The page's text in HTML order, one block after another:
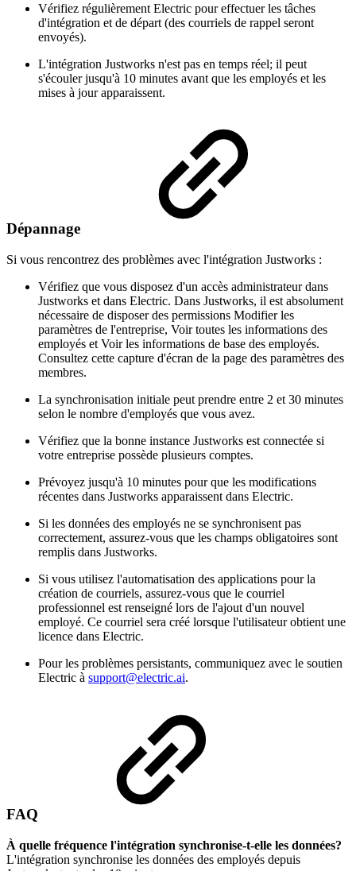
Vérifiez régulièrement Electric pour effectuer les tâches
d'intégration et de départ (des courriels de rappel seront
envoyés).
L'intégration Justworks n'est pas en temps réel; il peut
s'écouler jusqu'à 10 minutes avant que les employés et les
mises à jour apparaissent.
Dépannage
Si vous rencontrez des problèmes avec l'intégration Justworks :
Vérifiez que vous disposez d'un accès administrateur dans
Justworks et dans Electric. Dans Justworks, il est absolument
nécessaire de disposer des permissions Modifier les
paramètres de l'entreprise, Voir toutes les informations des
employés et Voir les informations de base des employés.
Consultez cette capture d'écran de la page des paramètres des
membres.
La synchronisation initiale peut prendre entre 2 et 30 minutes
selon le nombre d'employés que vous avez.
Vérifiez que la bonne instance Justworks est connectée si
votre entreprise possède plusieurs comptes.
Prévoyez jusqu'à 10 minutes pour que les modifications
récentes dans Justworks apparaissent dans Electric.
Si les données des employés ne se synchronisent pas
correctement, assurez-vous que les champs obligatoires sont
remplis dans Justworks.
Si vous utilisez l'automatisation des applications pour la
création de courriels, assurez-vous que le courriel
professionnel est renseigné lors de l'ajout d'un nouvel
employé. Ce courriel sera créé lorsque l'utilisateur obtient une
licence dans Electric.
Pour les problèmes persistants, communiquez avec le soutien
Electric à support@electric.ai.
FAQ
À quelle fréquence l'intégration synchronise-t-elle les données?
L'intégration synchronise les données des employés depuis